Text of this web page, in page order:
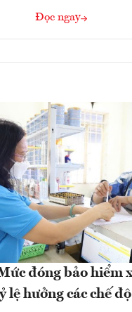
Đọc ngay
đóng bảo hiểm
lệ hưởng các chế